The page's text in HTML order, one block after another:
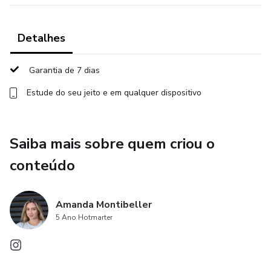
Detalhes
Garantia de 7 dias
Estude do seu jeito e em qualquer dispositivo
Saiba mais sobre quem criou o
conteúdo
Amanda Montibeller
5 Ano Hotmarter